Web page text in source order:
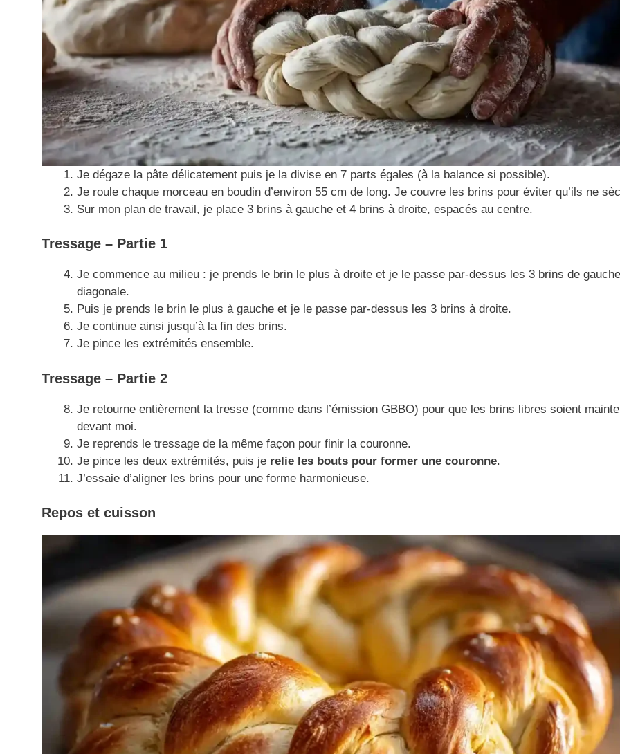
Je dégaze la pâte délicatement puis je la divise en 7 parts égales (à la balance si possible).
Je roule chaque morceau en boudin d’environ 55 cm de long. Je couvre les brins pour éviter qu’ils ne
Sur mon plan de travail, je place 3 brins à gauche et 4 brins à droite, espacés au centre.
Tressage – Partie 1
Je commence au milieu : je prends le brin le plus à droite et je le passe par-dessus les 3 brins de
diagonale.
Puis je prends le brin le plus à gauche et je le passe par-dessus les 3 brins à droite.
Je continue ainsi jusqu’à la fin des brins.
Je pince les extrémités ensemble.
Tressage – Partie 2
Je retourne entièrement la tresse (comme dans l’émission GBBO) pour que les brins libres soient
devant moi.
Je reprends le tressage de la même façon pour finir la couronne.
Je pince les deux extrémités, puis je relie les bouts pour former une couronne.
J’essaie d’aligner les brins pour une forme harmonieuse.
Repos et cuisson